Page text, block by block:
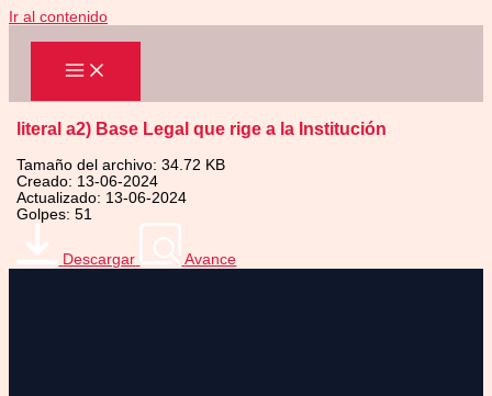
Ir al contenido
literal a2) Base Legal que rige a la Institución
Tamaño del archivo: 34.72 KB
Creado: 13-06-2024
Actualizado: 13-06-2024
Golpes: 51
Descargar Avance